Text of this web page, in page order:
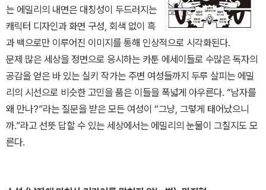
는 에밀리의 내면은 대칭성이 두드러지는
캐릭터 디자인과 화면 구성, 회색 없이 흑
과 백으로만 이루어진 이미지를 통해 인상적으로 시각화된다.
문제 많은 세상을 정면으로 응시하는 카툰 에세이들로 수많은 독자의
공감을 얻은 바 있는 실키 작가는 주변 여성들까지 두루 살피는 에밀
리의 시선으로 비슷한 고민을 품은 이들을 폭넓게 아우른다. “남자를
왜 만나?”라는 질문을 받은 모든 여성이 “그냥, 그렇게 태어났으니
까.”라고 선뜻 답할 수 있는 세상에서는 에밀리의 눈물이 그칠지도 모
른다.